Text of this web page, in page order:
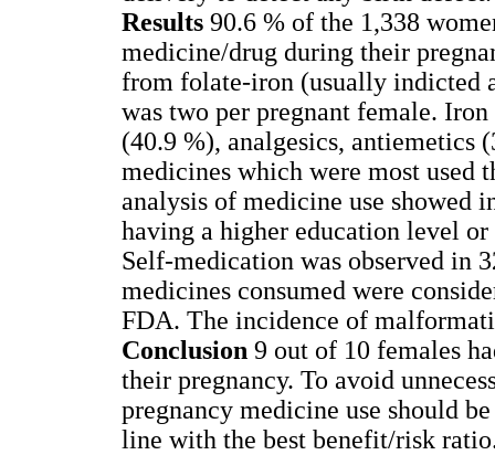
Results 90.6 % of the 1,338
medicine/drug during their
from folate-iron (usually indicted
was two per pregnant female.
(40.9 %), analgesics, antiemetics
medicines which were most used
analysis of medicine use showed
having a higher education level
Self-medication was observed in
medicines consumed were
FDA. The incidence of
Conclusion 9 out of 10 females
their pregnancy. To avoid
pregnancy medicine use should
line with the best benefit/risk